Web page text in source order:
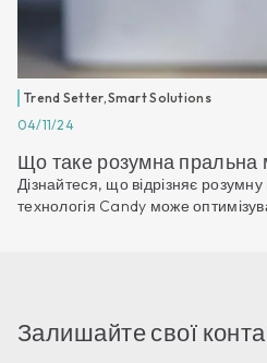
Trend Setter,Smart Solutions
04/11/24
Що таке розумна пральна
Дізнайтеся, що відрізняє
технологія Candy може
Залишайте свої